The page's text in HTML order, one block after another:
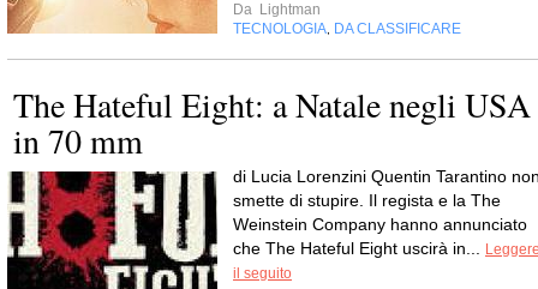
Da Lightman
TECNOLOGIA DA CLASSIFICARE
The Hateful Eight: a Natale negli USA
in 70 mm
di Lucia Lorenzini Quentin Tarantino
smette di stupire. Il regista e la The
Weinstein Company hanno annunciato
che The Hateful Eight uscirà in...
il seguito